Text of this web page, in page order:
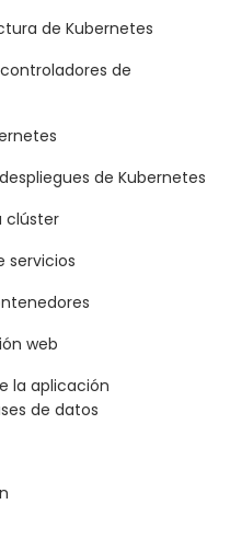
de Kubernetes
de
de Kubernetes
clúster
servicios
web
la aplicación
de datos